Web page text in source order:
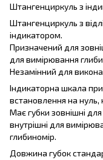
Штангенциркуль з
Штангенциркуль з
індикатором.
Призначений для
для вимірювання
Незамінний для
Індикаторна шкала
встановлення на нуль,
Має губки зовнішні для
внутрішні для
глибиномір.
Довжина губок